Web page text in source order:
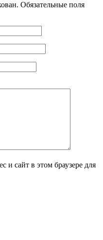
Обязательные поля
и сайт в этом браузере для